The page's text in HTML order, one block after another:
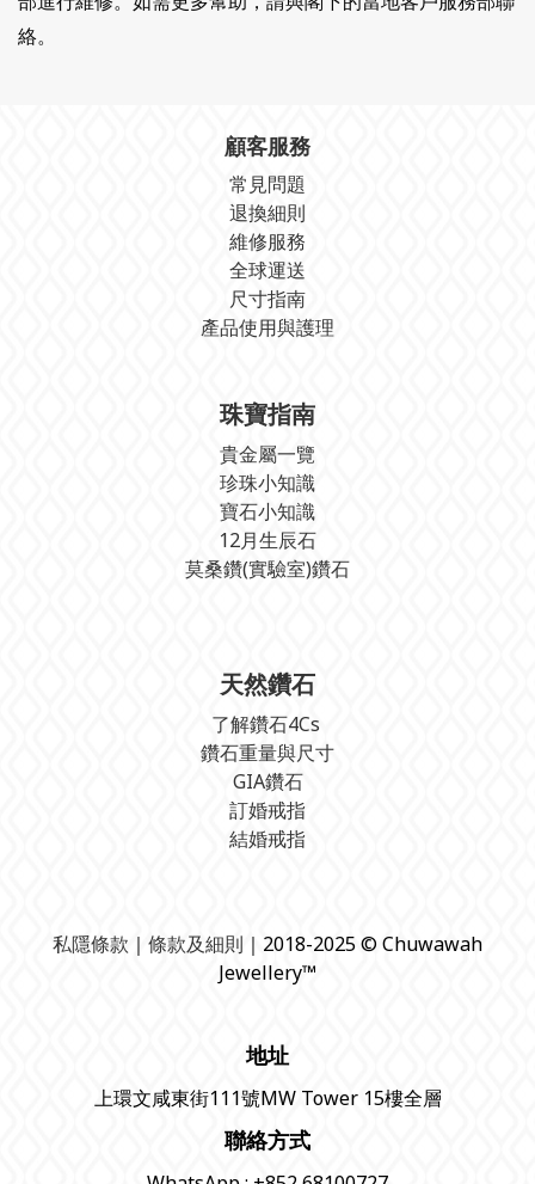
絡。
顧客服務
常見問題
退換細則
維修服務
全球運送
尺寸指南
產品使用與護理
珠寶指南
貴金屬一覽
珍珠小知識
寶石小知識
12月生辰石
莫桑鑽(實驗室)鑽石
天然鑽石
了解鑽石4Cs
鑽石重量與尺寸
GIA鑽石
訂婚戒指
結婚戒指
私隱條款 ｜ 條款及細則 ｜2018-2025 © Chuwawah
Jewellery™
地址
上環文咸東街111號MW Tower 15樓全層
聯絡方式